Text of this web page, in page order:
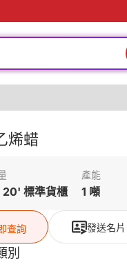
烯蜡
標準貨櫃
產能
1 噸
查詢 發送名片
別